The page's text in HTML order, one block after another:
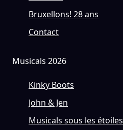
Bruxellons! 28 ans
Contact
Musicals 2026
Kinky Boots
John & Jen
Musicals sous les étoiles